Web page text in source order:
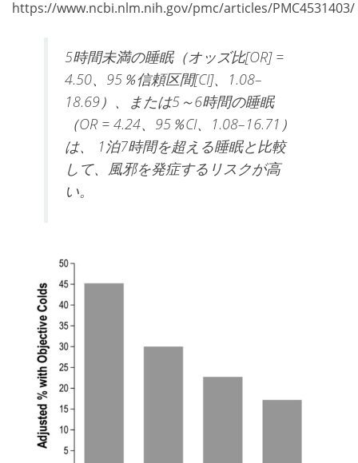
https://www.ncbi.nlm.nih.gov/pmc/articles/PMC4531403/
5時間未満の睡眠（オッズ比[OR]=
4.50、 95 ％信頼区間[CI]、
1.08–
18.69）、または5 ～6時間の睡眠
（OR = 4.24、 95 ％CI、 1.08–16.71 ）
は、
1泊7時間を超える睡眠と比較
して、風邪を発症するリスクが高
い。